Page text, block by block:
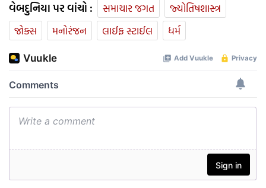
વેબદુનિયા પર વાંચો : સમાચાર જગત
જ્યોતિષશાસ્ત્ર
જોક્સ
મનોરંજન લાઈફ સ્ટાઈલ ધર્મ